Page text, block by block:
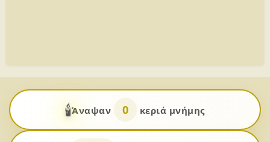
🕯️Άναψαν 0 κεριά μνήμης